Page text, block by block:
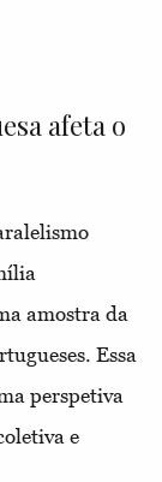
afeta o
amostra da
Essa
perspetiva
e